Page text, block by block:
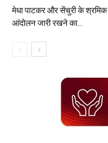
मेधा पाटकर और सेंचुरी के श्रमिक
आंदोलन जारी रखने का...